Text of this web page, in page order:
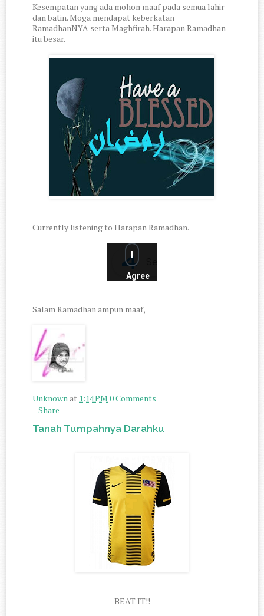
Kesempatan yang ada mohon maaf pada semua lahir
dan batin. Moga mendapat keberkatan
RamadhanNYA serta Maghfirah. Harapan Ramadhan
itu besar.
Currently listening to Harapan Ramadhan.
Salam Ramadhan ampun maaf,
Unknownat 1:14 PM 0 Comments
Share
Tanah Tumpahnya Darahku
BEAT IT!!